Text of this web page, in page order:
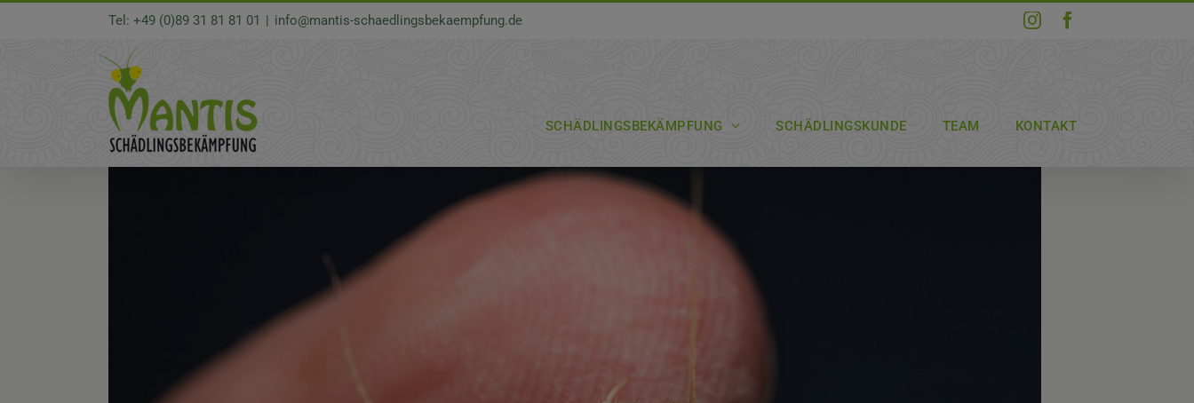
Tel: +49 (0)89 31 81 81 01 | info@mantis-schaedlingsbekaempfung.de Instagram
SCHÄDLINGSBEKÄMPFUNG SCHÄDLINGSKUNDE TEAM KONTAKT